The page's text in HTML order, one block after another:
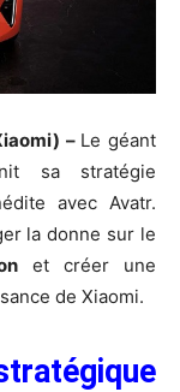
– Le géant
sa stratégie
avec Avatr.
la donne sur le
et créer une
de Xiaomi.